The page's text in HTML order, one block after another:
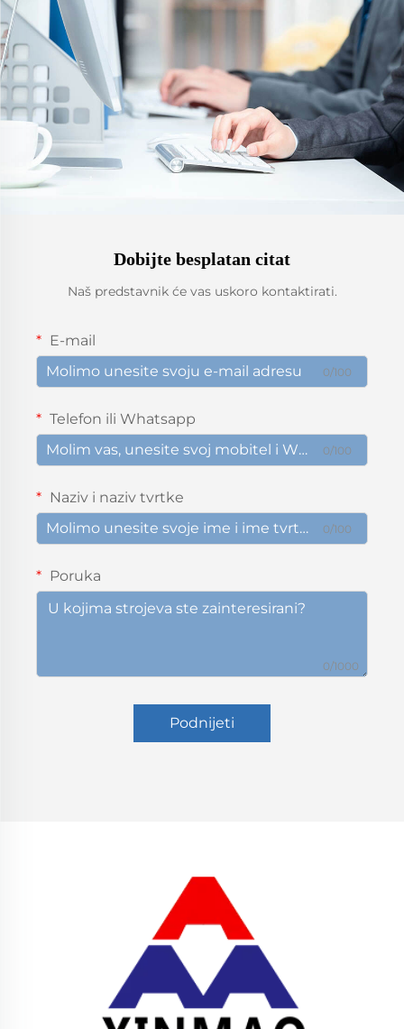
Dobijte besplatan citat
Naš predstavnik će vas uskoro kontaktirati.
E-mail
0/100
Telefon ili Whatsapp
0/100
Naziv i naziv tvrtke
0/100
Poruka
0/1000
Podnijeti